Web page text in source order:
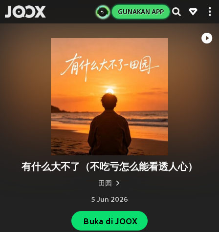
GUNAKAN APP
有什么大不了（不吃亏怎么能看透人心）
田园
5 Jun 2026
Buka di JOOX